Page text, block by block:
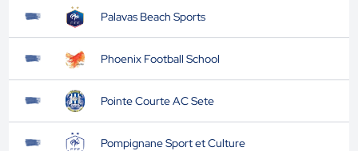
Palavas Beach Sports
Phoenix Football School
Pointe Courte AC Sete
Pompignane Sport et Culture